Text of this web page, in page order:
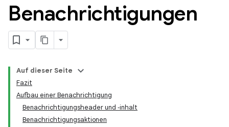
Benachrichtigungen
Auf dieser Seite
Fazit
Aufbau einer Benachrichtigung
Benachrichtigungsheader und ‑inhalt
Benachrichtigungsaktionen